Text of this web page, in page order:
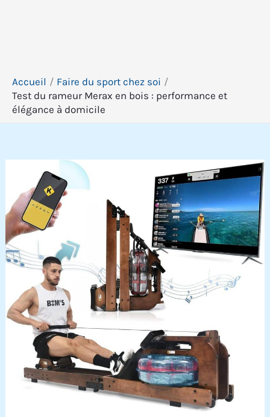
Accueil
Faire du sport chez soi
Test du rameur Merax en bois : performance et
élégance à domicile